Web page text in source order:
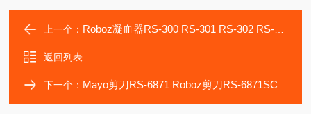
上一个： Roboz凝血器RS-300 RS-301 RS-302 RS-303 RS-304
返回列表
下一个： Mayo剪刀RS-6871 Roboz剪刀RS-6871SC 动物解剖剪刀